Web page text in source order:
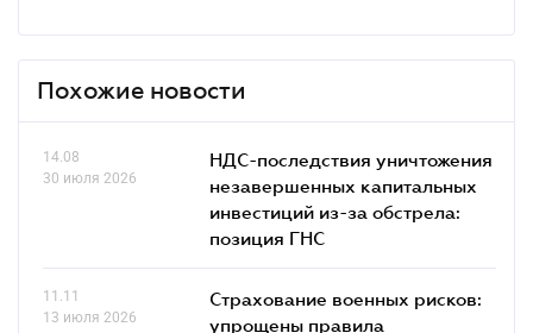
Похожие новости
14.08
30 июля 2026
НДС-последствия уничтожения
незавершенных капитальных
инвестиций из-за обстрела:
позиция ГНС
11.11
13 июля 2026
Страхование военных рисков:
упрощены правила